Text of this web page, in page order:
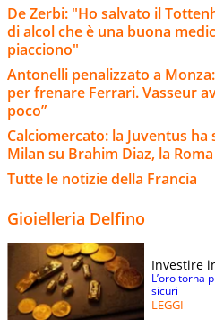
De Zerbi: "Ho salvato il
di alcol che è una buona
piacciono"
Antonelli penalizzato a
per frenare Ferrari. Vasseur
poco”
Calciomercato: la Juventus
Milan su Brahim Diaz, la
Tutte le notizie della Francia
Gioielleria Delfino
Investire
L’oro torna
sicuri
LEGGI